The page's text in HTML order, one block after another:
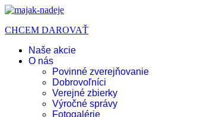
CHCEM DAROVAŤ
Naše akcie
O nás
Povinné zverejňovanie
Dobrovoľníci
Verejné zbierky
Výročné správy
Fotogalérie